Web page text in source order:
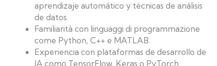
aprendizaje automático y técnicas de análisis
de datos.
Familiarità con linguaggi di programmazione
come Python, C++ e MATLAB.
Experiencia con plataformas de desarrollo de
IA como TensorFlow, Keras o PyTorch.